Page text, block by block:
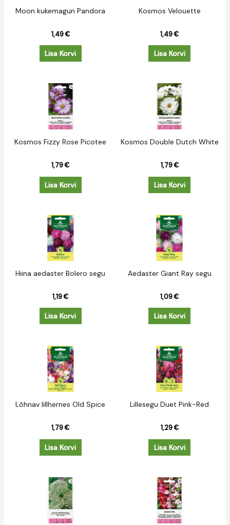
Moon kukemagun Pandora
1,49€
Lisa Korvi
Kosmos Velouette
1,49€
Lisa Korvi
Kosmos Fizzy Rose Picotee
1,79€
Lisa Korvi
Kosmos Double Dutch White
1,79€
Lisa Korvi
Hiina aedaster Bolero segu
1,19€
Lisa Korvi
Aedaster Giant Ray segu
1,09€
Lisa Korvi
Lõhnav lillhernes Old Spice
1,79€
Lisa Korvi
Lillesegu Duet Pink-Red
1,29€
Lisa Korvi